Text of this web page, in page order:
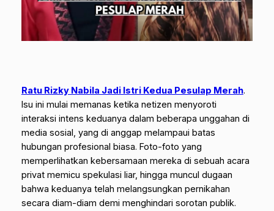
Ratu Rizky Nabila Jadi Istri Kedua Pesulap Merah.
Isu ini mulai memanas ketika netizen menyoroti
interaksi intens keduanya dalam beberapa unggahan di
media sosial, yang di anggap melampaui batas
hubungan profesional biasa. Foto-foto yang
memperlihatkan kebersamaan mereka di sebuah acara
privat memicu spekulasi liar, hingga muncul dugaan
bahwa keduanya telah melangsungkan pernikahan
secara diam-diam demi menghindari sorotan publik.